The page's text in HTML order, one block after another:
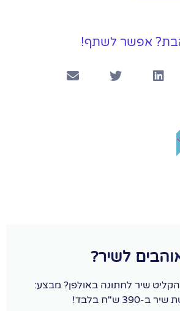
אפשר לשתף!
לשיר?
שיר לחתונה באולפן? מבצע:
ב-390 ש"ח בלבד!